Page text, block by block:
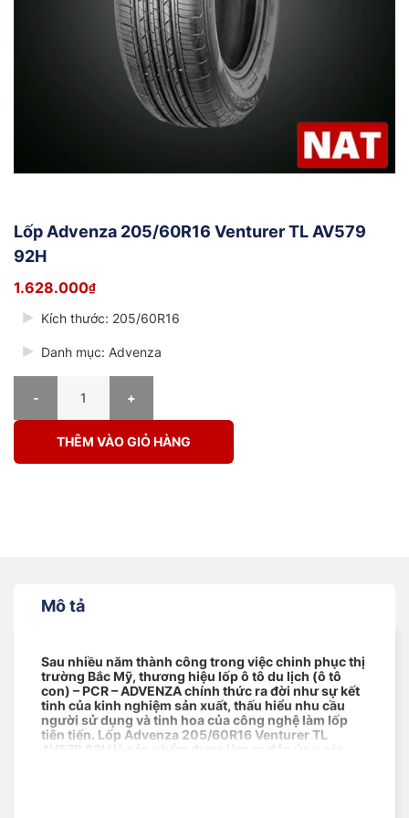
Lốp Advenza 205/60R16 Venturer TL AV579
92H
1.628.000₫
Kích thước: 205/60R16
Danh mục: Advenza
THÊM VÀO GIỎ HÀNG
Mô tả
Sau nhiều năm thành công trong việc chinh phục thị
trường Bắc Mỹ, thương hiệu lốp ô tô du lịch (ô tô
con) – PCR – ADVENZA chính thức ra đời như sự kết
tinh của kinh nghiệm sản xuất, thấu hiểu nhu cầu
người sử dụng và tinh hoa của công nghệ làm lốp
tiên tiến. Lốp Advenza 205/60R16 Venturer TL
AV579 92H là sản phẩm được làm ra đáp ứng các